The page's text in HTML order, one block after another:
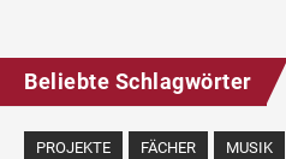
Beliebte Schlagwörter
PROJEKTE FÄCHER MUSIK